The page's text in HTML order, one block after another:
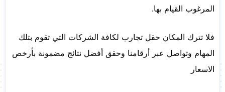
المرغوب القيام بها.
فلا تترك المكان حقل تجارب لكافة الشركات التي تقوم بتلك
المهام وتواصل عبر أرقامنا وحقق أفضل نتائج مضمونة بأرخص
الاسعار